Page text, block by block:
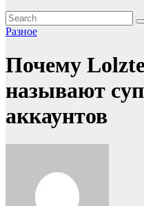
Разное
Почему
называют
аккаунтов